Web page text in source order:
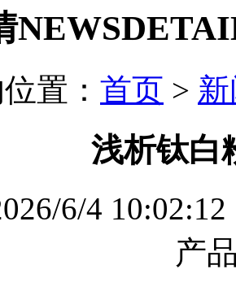
置： 首页 >
浅析钛白
6/4
产